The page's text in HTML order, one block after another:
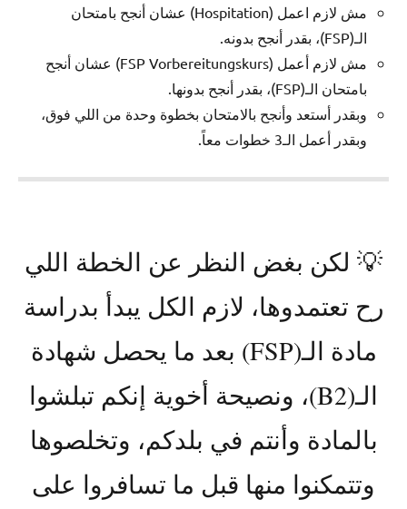
مش لازم اعمل (Hospitation) عشان أنجح بامتحان
الـ(FSP)، بقدر أنجح بدونه.
مش لازم أعمل (FSP Vorbereitungskurs) عشان أنجح
بامتحان الـ(FSP)، بقدر أنجح بدونها.
وبقدر أستعد وأنجح بالامتحان بخطوة وحدة من اللي فوق،
وبقدر أعمل الـ3 خطوات معاً.
💡 لكن بغض النظر عن الخطة اللي
رح تعتمدوها، لازم الكل يبدأ بدراسة
مادة الـ(FSP) بعد ما يحصل شهادة
الـ(B2)، ونصيحة أخوية إنكم تبلشوا
بالمادة وأنتم في بلدكم، وتخلصوها
وتتمكنوا منها قبل ما تسافروا على